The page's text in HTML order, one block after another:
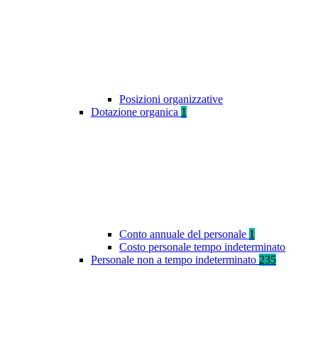
Posizioni organizzative
Dotazione organica 1
Conto annuale del personale 1
Costo personale tempo indeterminato
Personale non a tempo indeterminato 235